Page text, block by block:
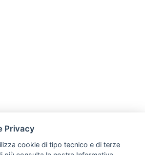
Privacy
cookie di tipo tecnico e di terze